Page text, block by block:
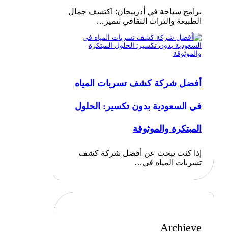
برامج سياحة في أذربيجان: اكتشف جمال
الطبيعة والتراث الثقافي تتميز…
أفضل شركة كشف تسربات المياه
في السعودية بدون تكسير: الحلول
المبتكرة والموثوقة
إذا كنت تبحث عن أفضل شركة كشف
تسربات المياه في…
Archieve